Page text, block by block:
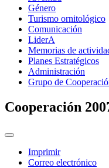
Género
Turismo ornitológico
Comunicación
LiderA
Memorias de
Planes Estratégicos
Administración
Grupo de
Cooperación
Imprimir
Correo electrónico